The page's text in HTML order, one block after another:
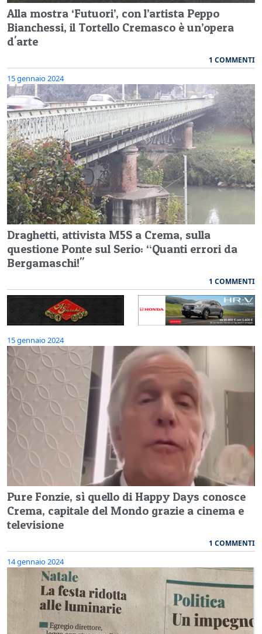
Alla mostra ‘Futuori’, con l’artista Peppo
Bianchessi, il Tortello Cremasco è un’opera
d'arte
1 COMMENTI
15 gennaio 2024
Draghetti, attivista M5S a Crema, sulla
questione Ponte sul Serio: “Quanti errori da
Bergamaschi!"
1 COMMENTI
15 gennaio 2024
Pure Fonzie, sì quello di Happy Days conosce
Crema, capitale del Mondo grazie a cinema e
televisione
1 COMMENTI
14 gennaio 2024